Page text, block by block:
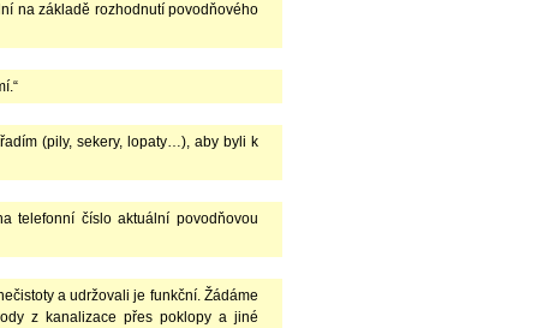
na základě rozhodnutí povodňového
(pily, sekery, lopaty…), aby byli k
telefonní číslo aktuální povodňovou
a udržovali je funkční. Žádáme
z kanalizace přes poklopy a jiné